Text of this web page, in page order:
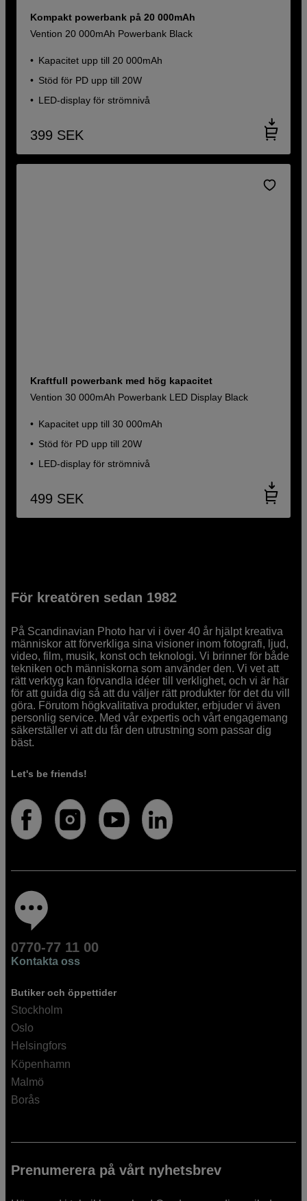
Kompakt powerbank på 20 000mAh
Vention 20 000mAh Powerbank Black
Kapacitet upp till 20 000mAh
Stöd för PD upp till 20W
LED-display för strömnivå
399 SEK
Kraftfull powerbank med hög kapacitet
Vention 30 000mAh Powerbank LED Display Black
Kapacitet upp till 30 000mAh
Stöd för PD upp till 20W
LED-display för strömnivå
499 SEK
För kreatören sedan 1982
På Scandinavian Photo har vi i över 40 år hjälpt kreativa
människor att förverkliga sina visioner inom fotografi, ljud,
video, film, musik, konst och teknologi. Vi brinner för både
tekniken och människorna som använder den. Vi vet att
rätt verktyg kan förvandla idéer till verklighet, och vi är här
för att guida dig så att du väljer rätt produkter för det du vill
göra. Förutom högkvalitativa produkter, erbjuder vi även
personlig service. Med vår expertis och vårt engagemang
säkerställer vi att du får den utrustning som passar dig
bäst.
Let's be friends!
0770-77 11 00
Kontakta oss
Butiker och öppettider
Stockholm
Oslo
Helsingfors
Köpenhamn
Malmö
Borås
Prenumerera på vårt nyhetsbrev